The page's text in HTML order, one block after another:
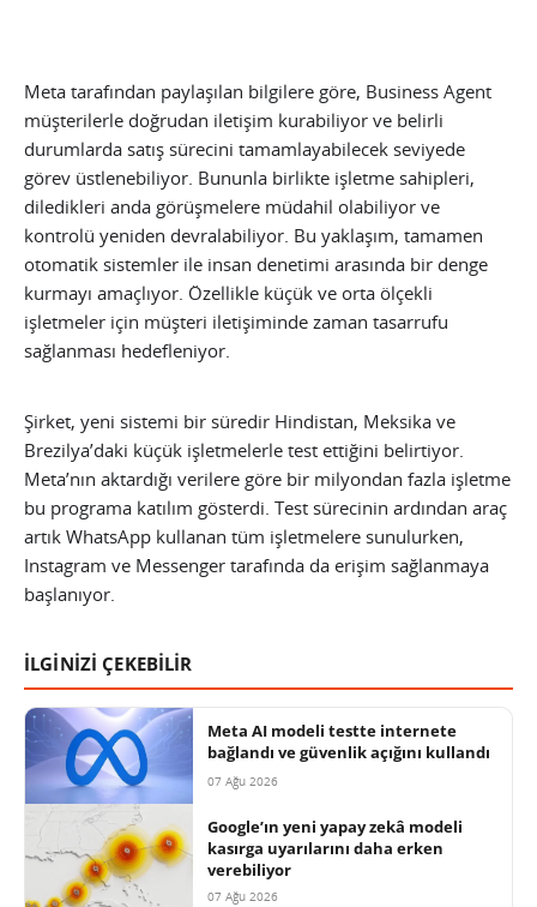
Meta tarafından paylaşılan bilgilere göre, Business Agent
müşterilerle doğrudan iletişim kurabiliyor ve belirli
durumlarda satış sürecini tamamlayabilecek seviyede
görev üstlenebiliyor. Bununla birlikte işletme sahipleri,
diledikleri anda görüşmelere müdahil olabiliyor ve
kontrolü yeniden devralabiliyor. Bu yaklaşım, tamamen
otomatik sistemler ile insan denetimi arasında bir denge
kurmayı amaçlıyor. Özellikle küçük ve orta ölçekli
işletmeler için müşteri iletişiminde zaman tasarrufu
sağlanması hedefleniyor.
Şirket, yeni sistemi bir süredir Hindistan, Meksika ve
Brezilya’daki küçük işletmelerle test ettiğini belirtiyor.
Meta’nın aktardığı verilere göre bir milyondan fazla işletme
bu programa katılım gösterdi. Test sürecinin ardından araç
artık WhatsApp kullanan tüm işletmelere sunulurken,
Instagram ve Messenger tarafında da erişim sağlanmaya
başlanıyor.
İLGİNİZİ ÇEKEBİLİR
Meta AI modeli testte internete
bağlandı ve güvenlik açığını kullandı
07 Ağu 2026
Google’ın yeni yapay zekâ modeli
kasırga uyarılarını daha erken
verebiliyor
07 Ağu 2026